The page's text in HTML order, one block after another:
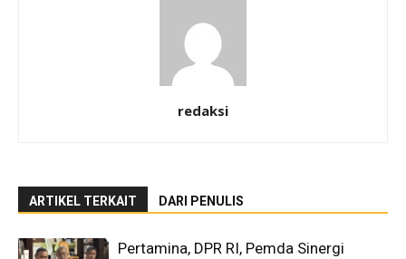
redaksi
ARTIKEL TERKAIT DARI PENULIS
Pertamina, DPR RI, Pemda Sinergi